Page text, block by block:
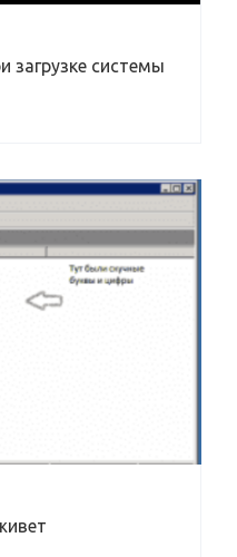
загрузке системы